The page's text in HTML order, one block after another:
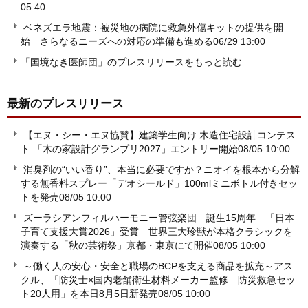
05:40
ベネズエラ地震：被災地の病院に救急外傷キットの提供を開
始 さらなるニーズへの対応の準備も進める06/29 13:00
「国境なき医師団」のプレスリリースをもっと読む
最新のプレスリリース
【エヌ・シー・エヌ協賛】建築学生向け 木造住宅設計コンテス
ト 「木の家設計グランプリ2027」エントリー開始08/05 10:00
消臭剤の“いい香り”、本当に必要ですか？ニオイを根本から分解
する無香料スプレー「デオシールド」100mlミニボトル付きセッ
トを発売08/05 10:00
ズーラシアンフィルハーモニー管弦楽団 誕生15周年 「日本
子育て支援大賞2026」受賞 世界三大珍獣が本格クラシックを
演奏する「秋の芸術祭」京都・東京にて開催08/05 10:00
～働く人の安心・安全と職場のBCPを支える商品を拡充～アス
クル、「防災士×国内老舗衛生材料メーカー監修 防災救急セッ
ト20人用」を本日8月5日新発売08/05 10:00